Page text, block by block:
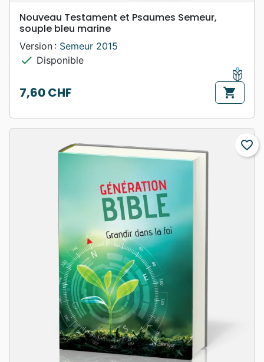
Nouveau Testament et Psaumes Semeur,
souple bleu marine
Version : Semeur 2015
check Disponible
Prix
7,60 CHF shopping_cart
favorite_border